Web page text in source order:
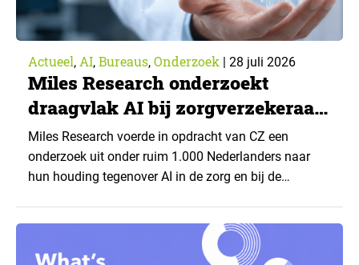
Actueel, AI, Bureaus, Onderzoek | 28 juli 2026
Miles Research onderzoekt
draagvlak AI bij zorgverzekeraar
CZ
Miles Research voerde in opdracht van CZ een
onderzoek uit onder ruim 1.000 Nederlanders naar
hun houding tegenover AI in de zorg en bij de
toepassingen, en waar trekken zij een grens? Dit
artikel is aangeleverd door kennispartner Miles